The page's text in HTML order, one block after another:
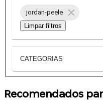
jordan-peele
Limpar filtros
CATEGORIAS
Recomendados